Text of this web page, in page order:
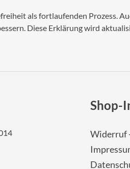
als fortlaufenden Prozess.
Diese Erklärung wird
Shop-
Widerruf